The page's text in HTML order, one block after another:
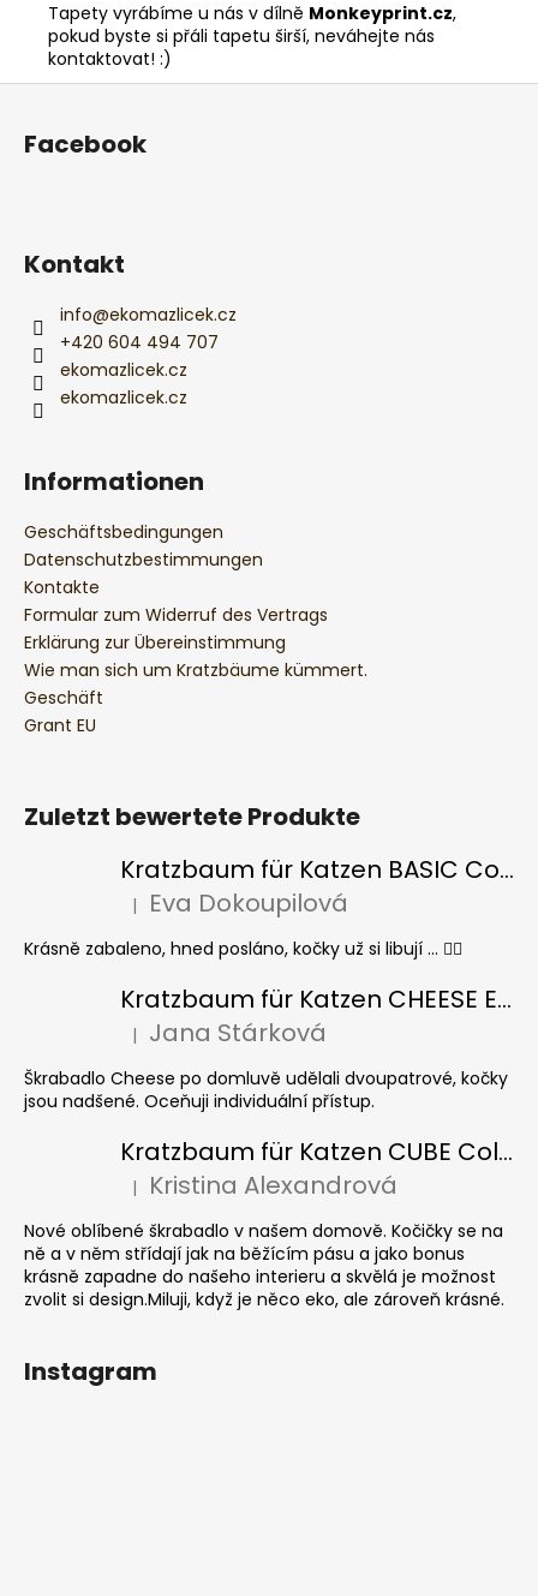
Tapety vyrábíme u nás v dílně Monkeyprint.cz,
pokud byste si přáli tapetu širší, neváhejte nás
kontaktovat! :)
F
Facebook
Kontakt
info@ekomazlicek.cz
+420 604 494 707
ekomazlicek.cz
ekomazlicek.cz
Informationen
Geschäftsbedingungen
Datenschutzbestimmungen
Kontakte
Formular zum Widerruf des Vertrags
Erklärung zur Übereinstimmung
Wie man sich um Kratzbäume kümmert.
Geschäft
Grant EU
Zuletzt bewertete Produkte
Kratzbaum für Katzen BASIC Colour
Die Produktbewertung beträgt 5 von 5 Sternen.
| Eva Dokoupilová
Krásně zabaleno, hned posláno, kočky už si libují ... 👍🏻
Kratzbaum für Katzen CHEESE ELIPSE colour
Die Produktbewertung beträgt 5 von 5 Sternen.
| Jana Stárková
Škrabadlo Cheese po domluvě udělali dvoupatrové, kočky
jsou nadšené. Oceňuji individuální přístup.
Kratzbaum für Katzen CUBE Colour
Die Produktbewertung beträgt 5 von 5 Sternen.
| Kristina Alexandrová
Nové oblíbené škrabadlo v našem domově. Kočičky se na
ně a v něm střídají jak na běžícím pásu a jako bonus
krásně zapadne do našeho interieru a skvělá je možnost
zvolit si design.Miluji, když je něco eko, ale zároveň krásné.
Instagram